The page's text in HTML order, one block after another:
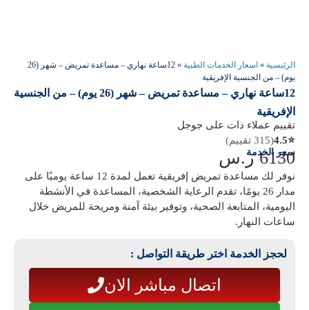
الرئيسية » اسعار الخدمات الطبية »
12ساعة نهاري – مساعدة تمريض – شهر (26
يوم) – من الجنسية الإفريقية
12ساعة نهاري – مساعدة تمريض – شهر (26 يوم) – من الجنسية
الإفريقية
تقييم عملاء ذات على جوجل
⭐
4.5(315 تقييم)
سعر الخدمة
6130 ر.س
نوفر لك مساعدة تمريض إفريقية تعمل لمدة 12 ساعة يوميًا على
مدار 26 يومًا، تقدم الرعاية الشخصية، المساعدة في الأنشطة
اليومية، المتابعة الصحية، وتوفير بيئة آمنة ومريحة للمريض خلال
ساعات النهار.
لحجز الخدمة اختر طريقة التواصل :
اتصال مباشر الان